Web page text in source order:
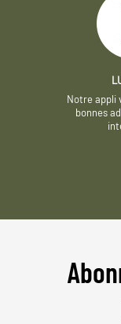
Notre appli
bonnes